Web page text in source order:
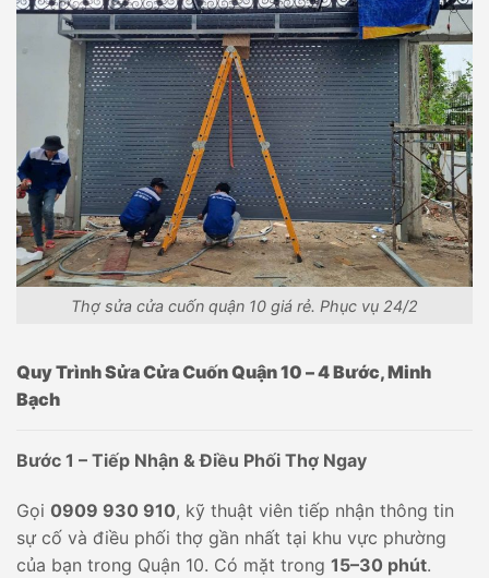
Thợ sửa cửa cuốn quận 10 giá rẻ. Phục vụ 24/2
Quy Trình Sửa Cửa Cuốn Quận 10 – 4 Bước, Minh
Bạch
Bước 1 – Tiếp Nhận & Điều Phối Thợ Ngay
Gọi 0909 930 910, kỹ thuật viên tiếp nhận thông tin
sự cố và điều phối thợ gần nhất tại khu vực phường
của bạn trong Quận 10. Có mặt trong 15–30 phút.